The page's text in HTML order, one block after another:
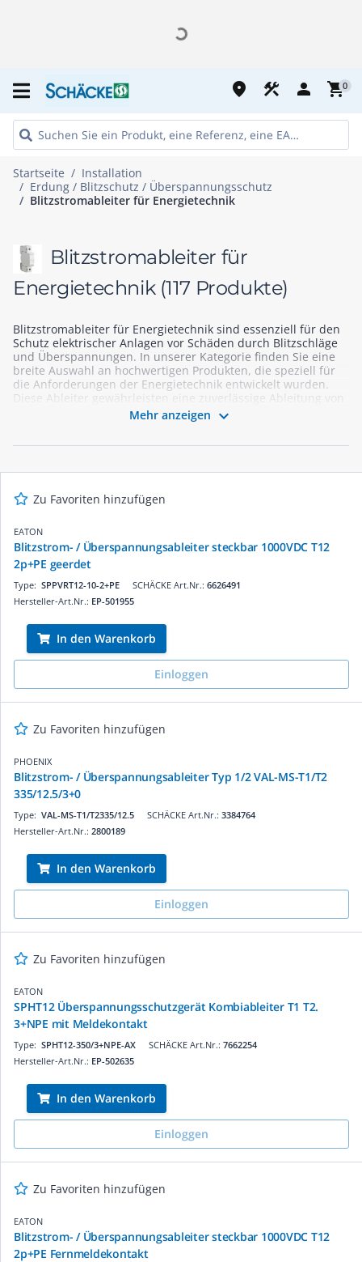
place construction person shopping_cart0
Startseite
Installation
Erdung / Blitzschutz / Überspannungsschutz
Blitzstromableiter für Energietechnik
Blitzstromableiter für
Energietechnik (117 Produkte)
Blitzstromableiter für Energietechnik sind essenziell für den
Schutz elektrischer Anlagen vor Schäden durch Blitzschläge
und Überspannungen. In unserer Kategorie finden Sie eine
breite Auswahl an hochwertigen Produkten, die speziell für
die Anforderungen der Energietechnik entwickelt wurden.
Diese Ableiter gewährleisten eine zuverlässige Ableitung von
Blitzströmen und bieten optimalen Schutz für Ihre
Installationen. Ob für industrielle Anwendungen oder den
Mehr anzeigen 
Zu Favoriten hinzufügen
EATON
Blitzstrom- / Überspannungsableiter steckbar 1000VDC T12
2p+PE geerdet
SCHÄCKE Art.Nr.: 6626491
Type: SPPVRT12-10-2+PE
Hersteller-Art.Nr.: EP-501955
In den Warenkorb
Einloggen
Zu Favoriten hinzufügen
PHOENIX
Blitzstrom- / Überspannungsableiter Typ 1/2 VAL-MS-T1/T2
335/12.5/3+0
SCHÄCKE Art.Nr.: 3384764
Type: VAL-MS-T1/T2335/12.5
Hersteller-Art.Nr.: 2800189
In den Warenkorb
Einloggen
Zu Favoriten hinzufügen
EATON
SPHT12 Überspannungsschutzgerät Kombiableiter T1 T2.
3+NPE mit Meldekontakt
SCHÄCKE Art.Nr.: 7662254
Type: SPHT12-350/3+NPE-AX
Hersteller-Art.Nr.: EP-502635
In den Warenkorb
Einloggen
Zu Favoriten hinzufügen
EATON
Blitzstrom- / Überspannungsableiter steckbar 1000VDC T12
2p+PE Fernmeldekontakt